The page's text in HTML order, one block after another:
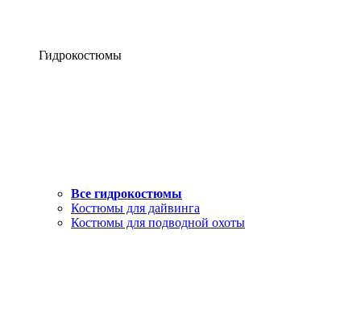
Гидрокостюмы
Все гидрокостюмы
Костюмы для дайвинга
Костюмы для подводной охоты